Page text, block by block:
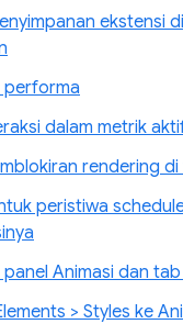
ekstensi
performa
dalam metrik
rendering di
peristiwa
Animasi dan tab
> Styles ke